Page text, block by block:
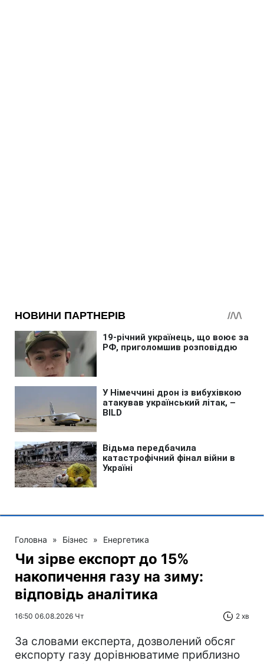
Головна » Бізнес » Енергетика
Чи зірве експорт до 15%
накопичення газу на зиму:
відповідь аналітика
16:50 06.08.2026 Чт 2 хв
За словами експерта, дозволений обсяг
експорту газу дорівнюватиме приблизно